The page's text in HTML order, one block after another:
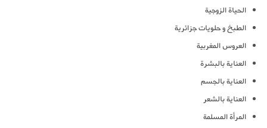
الحياة الزوجية
الطبخ و حلويات جزائرية
العروس المغربية
العناية بالبشرة
العناية بالجسم
العناية بالشعر
المرأة المسلمة